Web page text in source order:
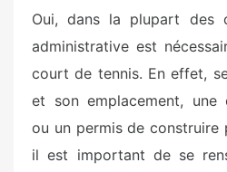
Oui, dans la plupart des
administrative est
court de tennis. En effet,
et son emplacement, une
ou un permis de construire
il est important de se